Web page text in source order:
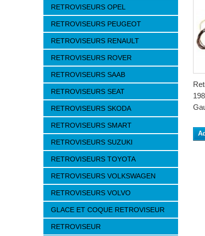
RETROVISEURS OPEL
RETROVISEURS PEUGEOT
RETROVISEURS RENAULT
RETROVISEURS ROVER
RETROVISEURS SAAB
RETROVISEURS SEAT
RETROVISEURS SKODA
RETROVISEURS SMART
RETROVISEURS SUZUKI
RETROVISEURS TOYOTA
RETROVISEURS VOLKSWAGEN
RETROVISEURS VOLVO
GLACE ET COQUE RETROVISEUR
RETROVISEUR